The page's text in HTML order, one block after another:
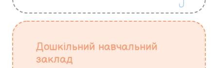
Дошкільний навчальний
заклад